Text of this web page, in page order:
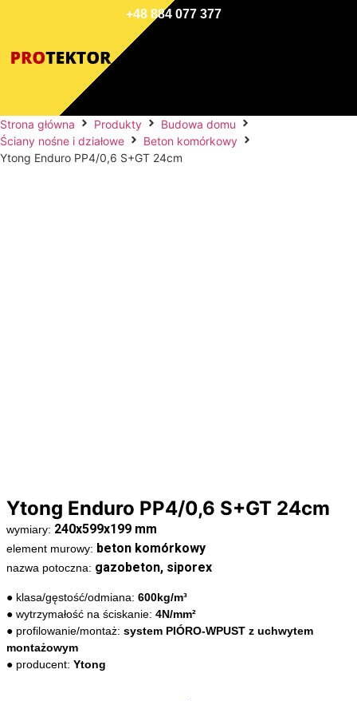
+48 884 077 377
Strona główna Produkty
Budowa domu
Ściany nośne i działowe
Beton komórkowy
Ytong Enduro PP4/0,6 S+GT 24cm
Ytong Enduro PP4/0,6 S+GT 24cm
wymiary: 240x599x199 mm
element murowy: beton komórkowy
nazwa potoczna: gazobeton, siporex
● klasa/gęstość/odmiana: 600kg/m³
● wytrzymałość na ściskanie: 4N/mm²
● profilowanie/montaż: system PIÓRO-WPUST z uchwytem
montażowym
● producent: Ytong